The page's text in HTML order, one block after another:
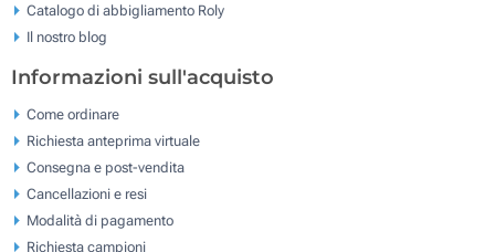
Catalogo di abbigliamento Roly
Il nostro blog
Informazioni sull'acquisto
Come ordinare
Richiesta anteprima virtuale
Consegna e post-vendita
Cancellazioni e resi
Modalità di pagamento
Richiesta campioni